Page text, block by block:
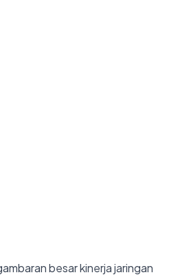
besar kinerja jaringan